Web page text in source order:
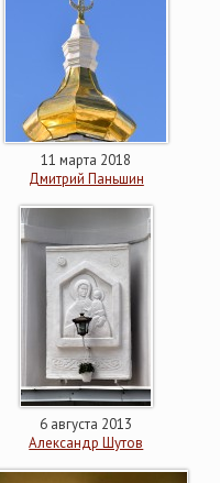
11 марта 2018
Дмитрий Паньшин
6 августа 2013
Александр Шутов